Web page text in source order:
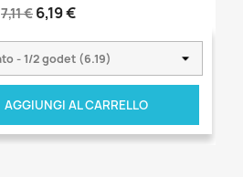
7,11 € 6,19 €
AGGIUNGI AL CARRELLO